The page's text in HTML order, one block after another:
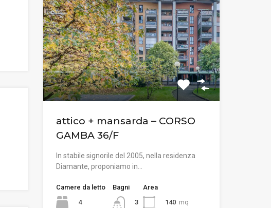
attico + mansarda – CORSO
GAMBA 36/F
In stabile signorile del 2005, nella residenza
Diamante, proponiamo in…
Camere da letto
4
Bagni
3
Area
140 mq